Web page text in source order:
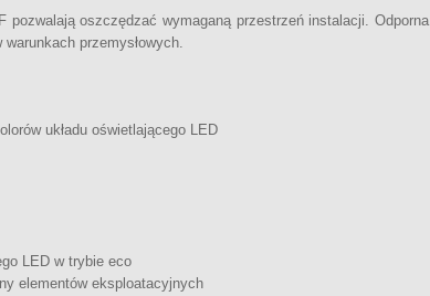
pozwalają oszczędzać wymaganą przestrzeń instalacji. Odporna
przemysłowych.
układu oświetlającego LED
LED w trybie eco
elementów eksploatacyjnych